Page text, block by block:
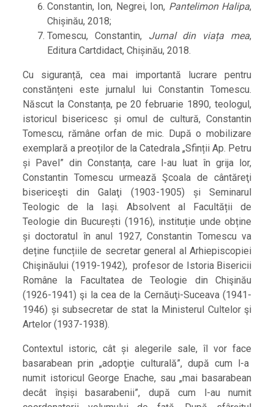
Constantin, Ion, Negrei, Ion, Pantelimon Halipa,
Chișinău, 2018;
Tomescu, Constantin, Jurnal din viața mea,
Editura Cartdidact, Chișinău, 2018.
Cu siguranță, cea mai importantă lucrare pentru
constănțeni este jurnalul lui Constantin Tomescu.
Născut la Constanța, pe 20 februarie 1890, teologul,
istoricul bisericesc și omul de cultură, Constantin
Tomescu, rămâne orfan de mic. După o mobilizare
exemplară a preoților de la Catedrala „Sfinții Ap. Petru
și Pavel” din Constanța, care l-au luat în grija lor,
Constantin Tomescu urmează Şcoala de cântăreţi
bisericeşti din Galaţi (1903-1905) și Seminarul
Teologic de la Iași. Absolvent al Facultății de
Teologie din București (1916), instituție unde obține
și doctoratul în anul 1927, Constantin Tomescu va
deține funcțiile de secretar general al Arhiepiscopiei
Chişinăului (1919-1942), profesor de Istoria Bisericii
Române la Facultatea de Teologie din Chişinău
(1926-1941) şi la cea de la Cernăuţi-Suceava (1941-
1946) și subsecretar de stat la Ministerul Cultelor şi
Artelor (1937-1938).
Contextul istoric, cât și alegerile sale, îl vor face
basarabean prin „adopţie culturală”, după cum l-a
numit istoricul George Enache, sau „mai basarabean
decât înșiși basarabenii”, după cum l-au numit